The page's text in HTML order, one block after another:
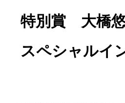
特別賞 大橋
スペシャルイ